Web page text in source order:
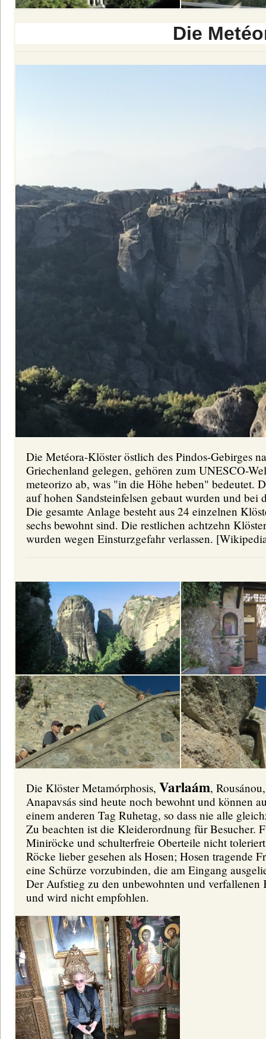
Die
Die Metéora-Klöster östlich des Pindos-Gebirges
Griechenland gelegen, gehören zum UNESCO-
meteorizo ab, was "in die Höhe heben" bedeutet.
auf hohen Sandsteinfelsen gebaut wurden und
Die gesamte Anlage besteht aus 24 einzelnen
sechs bewohnt sind. Die restlichen achtzehn
wurden wegen Einsturzgefahr verlassen.
Die Klöster Metamórphosis,Varlaám,
Anapavsás sind heute noch bewohnt und können
einem anderen Tag Ruhetag, so dass nie alle
Zu beachten ist die Kleiderordnung für Besucher.
Miniröcke und schulterfreie Oberteile nicht
Röcke lieber gesehen als Hosen; Hosen tragende
eine Schürze vorzubinden, die am Eingang
Der Aufstieg zu den unbewohnten und
und wird nicht empfohlen.